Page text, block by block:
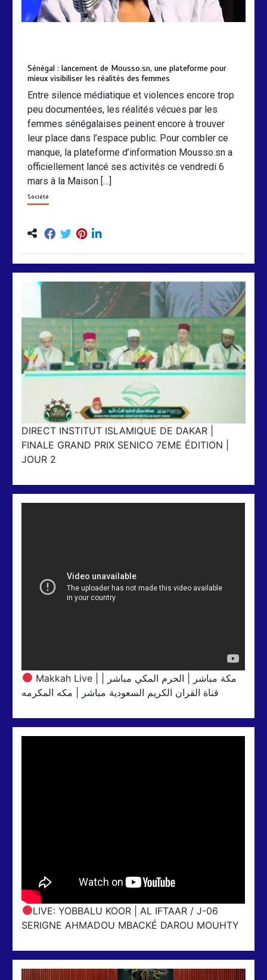
Sénégal : lancement de Mousso.sn, une plateforme pour
mieux visibiliser les réalités des femmes
Entre silence médiatique et violences encore trop
peu documentées, les réalités vécues par les
femmes sénégalaises peinent encore à trouver
leur place dans l’espace public. Pour combler ce
manque, la plateforme d’information Mousso.sn a
officiellement lancé ses activités ce vendredi 6
mars à la Maison […]
Société
DIRECT INSTITUT ISLAMIQUE DE DAKAR |
FINALE GRAND PRIX SENICO 7EME ÉDITION |
JOUR 2
Makkah Live | مكة مباشر | الحرم المكي مباشر |
قناة القران الكريم السعودية مباشر | مكه المكرمه
LIVE: YOBBALU KOOR | AL IFTAAR / J-06
SERIGNE AHMADOU MBACKÉ DAROU MOUHTY